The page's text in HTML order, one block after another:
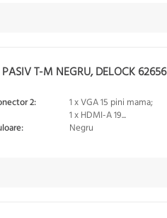
T-M NEGRU, DELOCK 62656
2:
1 x VGA 15 pini mama;
1 x HDMI-A 19...
Negru